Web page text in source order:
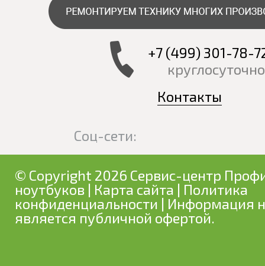
+7 (499) 301-78-
Контакты
Соц-сети:
© Copyright 2026 Сервис-центр
ноутбуков | Карта сайта | Политика
конфиденциальности | Информация
является публичной офертой.